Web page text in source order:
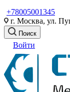
+78005001345
г. Москва, ул.
Поиск
Войти